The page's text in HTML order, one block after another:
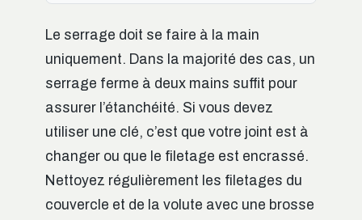
Le serrage doit se faire à la main
uniquement. Dans la majorité des cas, un
serrage ferme à deux mains suffit pour
assurer l’étanchéité. Si vous devez
utiliser une clé, c’est que votre joint est à
changer ou que le filetage est encrassé.
Nettoyez régulièrement les filetages du
couvercle et de la volute avec une brosse